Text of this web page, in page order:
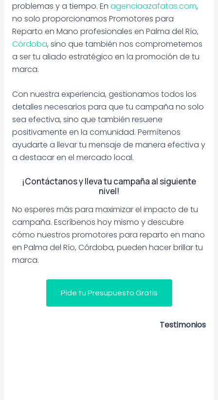
problemas y a tiempo. En agenciaazafatas.com,
no solo proporcionamos Promotores para
Reparto en Mano profesionales en Palma del Río,
Córdoba, sino que también nos comprometemos
a ser tu aliado estratégico en la promoción de tu
marca.
Con nuestra experiencia, gestionamos todos los
detalles necesarios para que tu campaña no solo
sea efectiva, sino que también resuene
positivamente en la comunidad. Permítenos
ayudarte a llevar tu mensaje de manera efectiva y
a destacar en el mercado local.
¡Contáctanos y lleva tu campaña al siguiente
nivel!
No esperes más para maximizar el impacto de tu
campaña. Escríbenos hoy mismo y descubre
cómo nuestros promotores para reparto en mano
en Palma del Río, Córdoba, pueden hacer brillar tu
marca.
Pide tu Presupuesto Gratis
Testimonios